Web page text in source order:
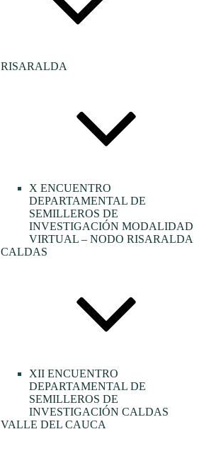
RISARALDA
X ENCUENTRO
DEPARTAMENTAL DE
SEMILLEROS DE
INVESTIGACIÓN MODALIDAD
VIRTUAL – NODO RISARALDA
CALDAS
XII ENCUENTRO
DEPARTAMENTAL DE
SEMILLEROS DE
INVESTIGACIÓN CALDAS
VALLE DEL CAUCA